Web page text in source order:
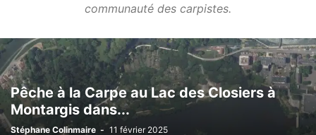
communauté des carpistes.
Pêche à la Carpe au Lac des Closiers à
Montargis dans...
Stéphane Colinmaire - 11 février 2025